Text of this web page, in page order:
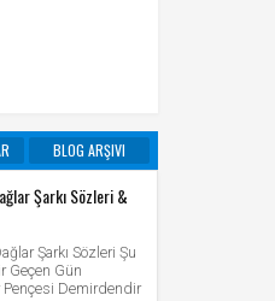
BLOG ARŞIVI
Şarkı Sözleri &
Şarkı Sözleri Şu
Geçen Gün
Demirdendir